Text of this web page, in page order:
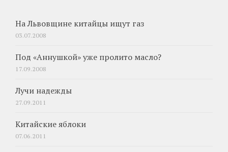
На Львовщине китайцы ищут газ
03.07.2008
Под «Аннушкой» уже пролито масло?
17.09.2008
Лучи надежды
27.09.2011
Китайские яблоки
07.06.2011